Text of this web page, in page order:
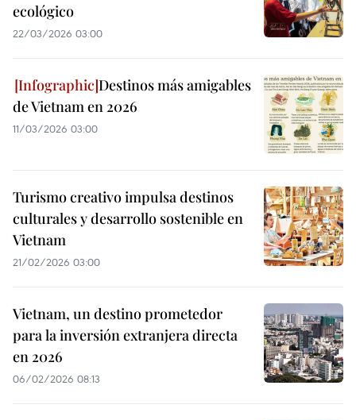
ecológico
22/03/2026 03:00
Destinos más amigables
de Vietnam en 2026
11/03/2026 03:00
Turismo creativo impulsa destinos
culturales y desarrollo sostenible en
Vietnam
21/02/2026 03:00
Vietnam, un destino prometedor
para la inversión extranjera directa
en 2026
06/02/2026 08:13